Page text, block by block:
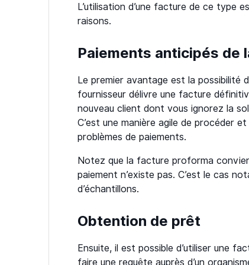
L’utilisation d’une facture de ce type
raisons.
Paiements anticipés de
Le premier avantage est la possibilité
fournisseur délivre une facture
nouveau client dont vous ignorez la
C’est une manière agile de procéder
problèmes de paiements.
Notez que la facture proforma
paiement n’existe pas. C’est le cas
d’échantillons.
Obtention de prêt
Ensuite, il est possible d’utiliser une
faire une requête auprès d’un